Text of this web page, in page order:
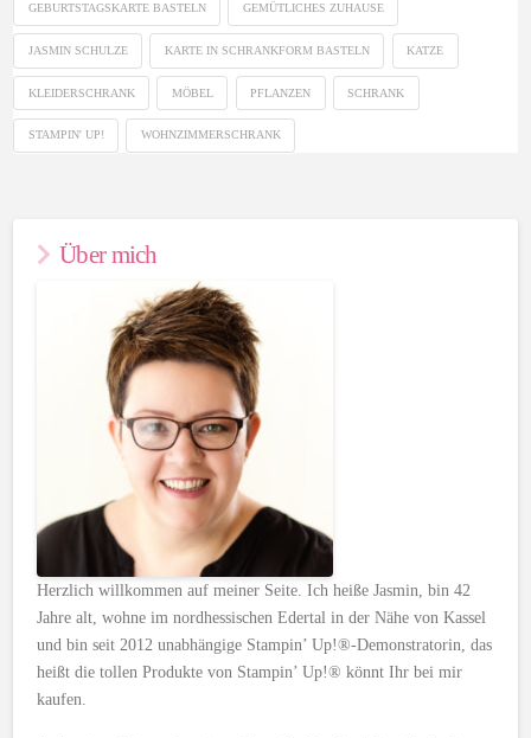
GEBURTSTAGSKARTE BASTELN GEMÜTLICHES ZUHAUSE
JASMIN SCHULZE KARTE IN SCHRANKFORM BASTELN KATZE
KLEIDERSCHRANK MÖBEL PFLANZEN SCHRANK
STAMPIN' UP! WOHNZIMMERSCHRANK
Über mich
Herzlich willkommen auf meiner Seite. Ich heiße Jasmin, bin 42
Jahre alt, wohne im nordhessischen Edertal in der Nähe von Kassel
und bin seit 2012 unabhängige Stampin’ Up!®-Demonstratorin, das
heißt die tollen Produkte von Stampin’ Up!® könnt Ihr bei mir
kaufen.